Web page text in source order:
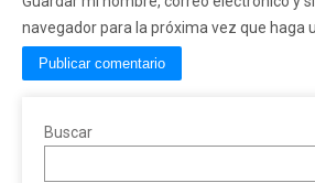
navegador para la próxima vez que haga
Buscar